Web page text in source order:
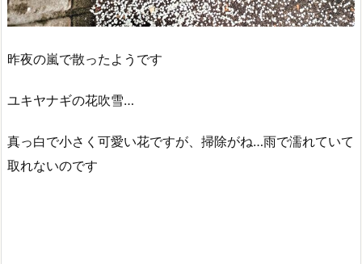
昨夜の嵐で散ったようです
ユキヤナギの花吹雪…
真っ白で小さく可愛い花ですが、掃除がね…雨で濡れていて
取れないのです